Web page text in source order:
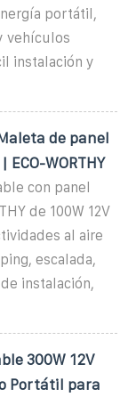
portátil,
vehículos
instalación y
de panel
WORTHY
con panel
de 100W 12V
al aire
escalada,
instalación,
300W 12V
Portátil para